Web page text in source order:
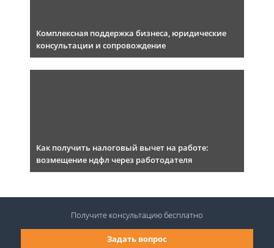
Комплексная поддержка бизнеса, юридические
консультации и сопровождение
Как получить налоговый вычет на работе:
возмещение ндфл через работодателя
Задать вопрос
Получите консультациюбесплатно